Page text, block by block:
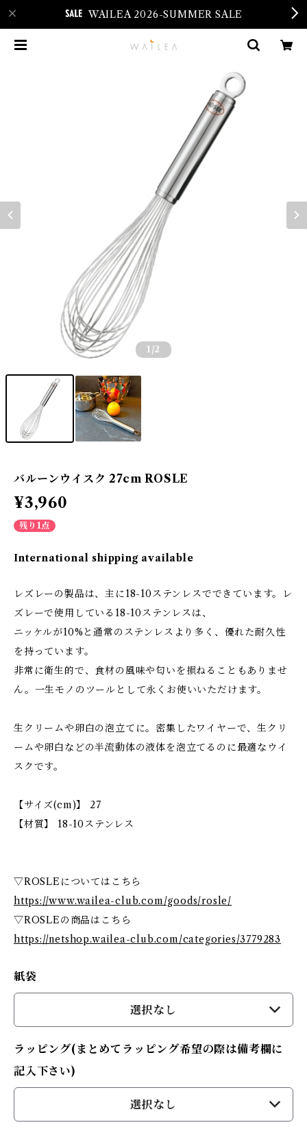
WAILEA 2026-SUMMER SALE
1 /2
バルーンウイスク 27cm ROSLE
¥3,960
残り1点
International shipping available
レズレーの製品は、主に18-10ステンレスでできています。レ
ズレーで使用している18-10ステンレスは、
ニッケルが10%と通常のステンレスより多く、優れた耐久性
を持っています。
非常に衛生的で、食材の風味や匂いを損ねることもありませ
ん。一生モノのツールとして永くお使いいただけます。
生クリームや卵白の泡立てに。密集したワイヤーで、生クリ
ームや卵白などの半流動体の液体を泡立てるのに最適なウイ
スクです。
【サイズ(cm)】 27
【材質】 18-10ステンレス
▽ROSLEについてはこちら
https://www.wailea-club.com/goods/rosle/
▽ROSLEの商品はこちら
https://netshop.wailea-club.com/categories/3779283
紙袋
選択なし
ラッピング(まとめてラッピング希望の際は備考欄に
記入下さい)
選択なし